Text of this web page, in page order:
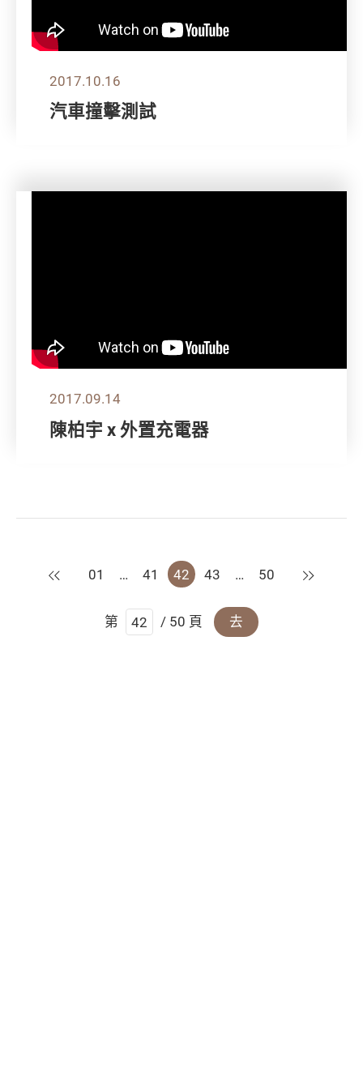
2017.10.16
汽車撞擊測試
2017.09.14
陳柏宇 x 外置充電器
上一頁
01 … 41 42 43 … 50 下一頁
第 / 50 頁 去